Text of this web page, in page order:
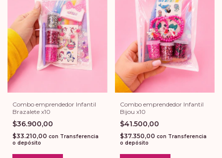
Combo emprendedor Infantil
Brazalete x10
$36.900,00
$33.210,00 con Transferencia
o depósito
Combo emprendedor Infantil
Bijou x10
$41.500,00
$37.350,00 con Transferencia
o depósito